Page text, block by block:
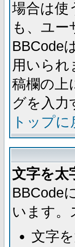
場合は使
も、ユ
BBCode
用いられ
稿欄の上
グを入力
トップに
文字を太
BBCode
います。
文字